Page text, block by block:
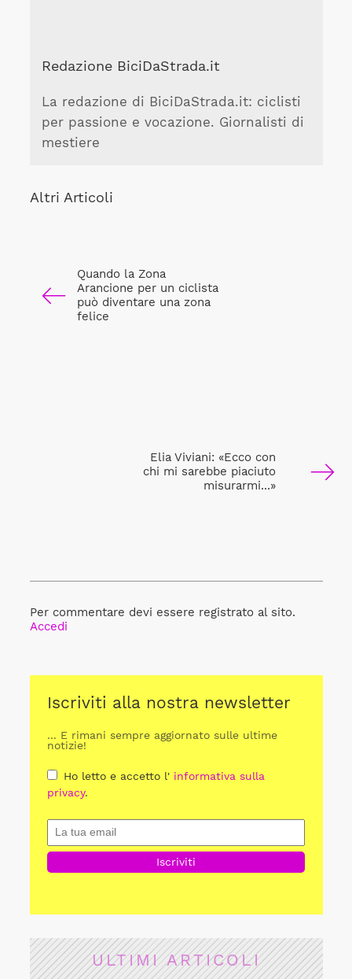
Redazione BiciDaStrada.it
La redazione di BiciDaStrada.it: ciclisti
per passione e vocazione. Giornalisti di
mestiere
Altri Articoli
Quando la Zona
Arancione per un ciclista
può diventare una zona
felice
Elia Viviani: «Ecco con
chi mi sarebbe piaciuto
misurarmi...»
Per commentare devi essere registrato al sito.
Accedi
Iscriviti alla nostra newsletter
... E rimani sempre aggiornato sulle ultime
notizie!
Ho letto e accetto l' informativa sulla
privacy.
ULTIMI ARTICOLI